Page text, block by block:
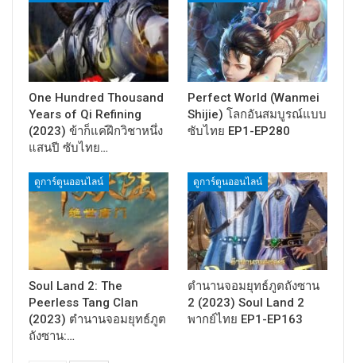
One Hundred Thousand
Years of Qi Refining
(2023) ข้าก็แค่ฝึกวิชาหนึ่ง
แสนปี ซับไทย…
Perfect World (Wanmei
Shijie) โลกอันสมบูรณ์แบบ
ซับไทย EP1-EP280
ดูการ์ตูนออนไลน์
Soul Land 2: The
Peerless Tang Clan
(2023) ตำนานจอมยุทธ์ภูต
ถังซาน:…
ดูการ์ตูนออนไลน์
ตำนานจอมยุทธ์ภูตถังซาน
2 (2023) Soul Land 2
พากย์ไทย EP1-EP163